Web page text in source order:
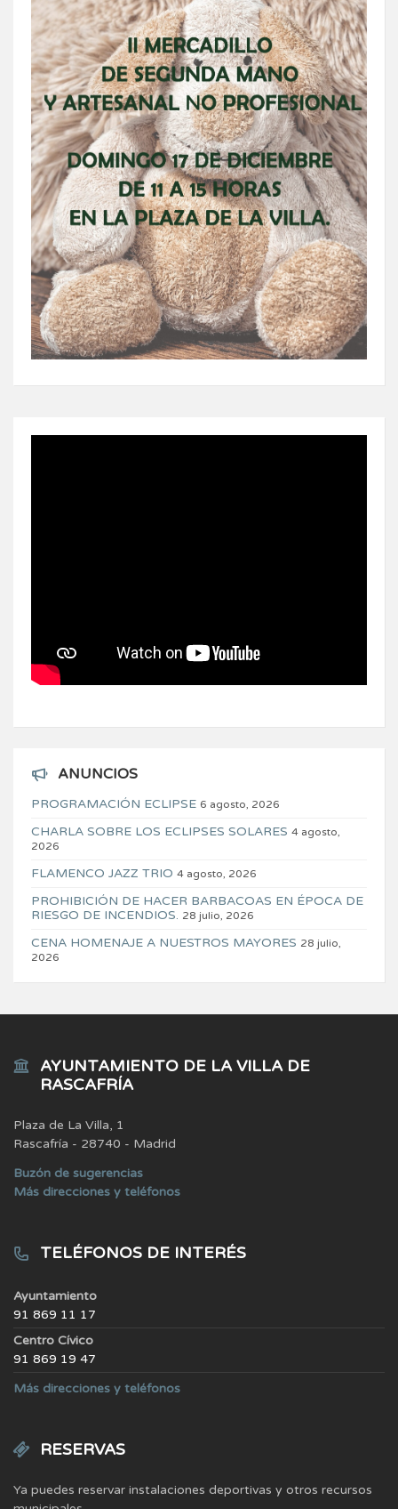
ANUNCIOS
PROGRAMACIÓN ECLIPSE 6 agosto, 2026
CHARLA SOBRE LOS ECLIPSES SOLARES 4 agosto,
2026
FLAMENCO JAZZ TRIO 4 agosto, 2026
PROHIBICIÓN DE HACER BARBACOAS EN ÉPOCA DE
RIESGO DE INCENDIOS. 28 julio, 2026
CENA HOMENAJE A NUESTROS MAYORES 28 julio,
2026
AYUNTAMIENTO DE LA VILLA DE
RASCAFRÍA
Plaza de La Villa, 1
Rascafría - 28740 - Madrid
Buzón de sugerencias
Más direcciones y teléfonos
TELÉFONOS DE INTERÉS
Ayuntamiento
91 869 11 17
Centro Cívico
91 869 19 47
Más direcciones y teléfonos
RESERVAS
Ya puedes reservar instalaciones deportivas y otros recursos